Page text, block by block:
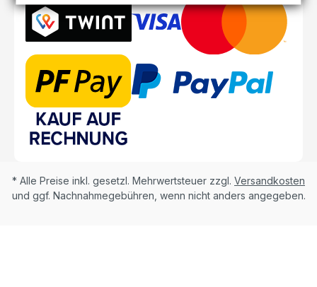
* Alle Preise inkl. gesetzl. Mehrwertsteuer zzgl. Versandkosten
und ggf. Nachnahmegebühren, wenn nicht anders angegeben.